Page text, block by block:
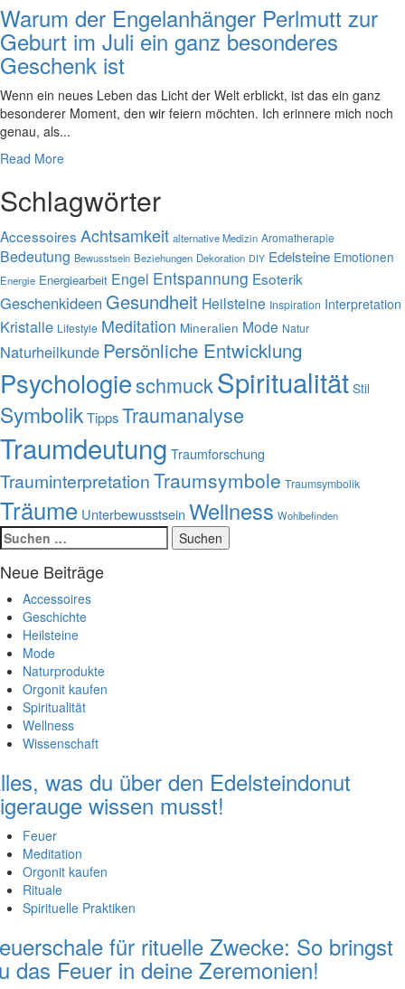
Warum der Engelanhänger Perlmutt zur
Geburt im Juli ein ganz besonderes
Geschenk ist
Wenn ein neues Leben das Licht der Welt erblickt, ist das ein ganz
besonderer Moment, den wir feiern möchten. Ich erinnere mich noch
genau, als...
Read More
Schlagwörter
Accessoires Achtsamkeit alternative Medizin Aromatherapie
Bedeutung Bewusstsein Beziehungen Dekoration DIY Edelsteine Emotionen
Energie Energiearbeit Engel Entspannung Esoterik
Geschenkideen Gesundheit Heilsteine Inspiration Interpretation
Kristalle Lifestyle Meditation Mineralien Mode Natur
Naturheilkunde Persönliche Entwicklung
PsychologieschmuckSpiritualität Stil
SymbolikTippsTraumanalyse
Traumdeutung Traumforschung
TrauminterpretationTraumsymbole Traumsymbolik
Träume UnterbewusstseinWellness Wohlbefinden
Suchen
nach:
Neue Beiträge
Accessoires
Geschichte
Heilsteine
Mode
Naturprodukte
Orgonit kaufen
Spiritualität
Wellness
Wissenschaft
was du über den Edelsteindonut
wissen musst!
Feuer
Meditation
Orgonit kaufen
Rituale
Spirituelle Praktiken
für rituelle Zwecke: So bringst
das Feuer in deine Zeremonien!